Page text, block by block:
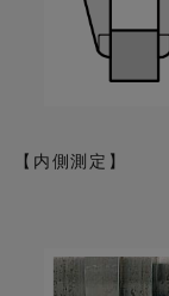
【内側測定】